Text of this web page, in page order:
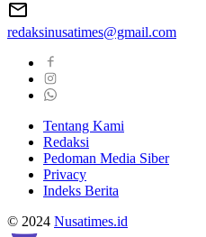
redaksinusatimes@gmail.com
Tentang Kami
Redaksi
Pedoman Media Siber
Privacy
Indeks Berita
© 2024 Nusatimes.id